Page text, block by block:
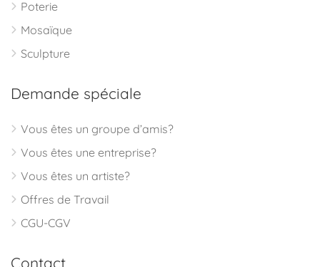
Poterie
Mosaïque
Sculpture
Demande spéciale
Vous êtes un groupe d’amis?
Vous êtes une entreprise?
Vous êtes un artiste?
Offres de Travail
CGU-CGV
Contact